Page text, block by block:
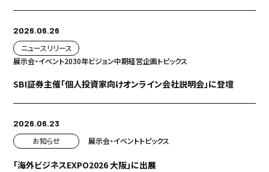
2026.06.26
ニュースリリース
展示会・イベント2030年ビジョン中期経営企画トピックス
SBI証券主催「個人投資家向けオンライン会社説明会」に登壇
2026.06.23
お知らせ
展示会・イベントトピックス
「海外ビジネスEXPO2026 大阪」に出展